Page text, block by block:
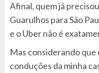
Afinal, quem já
Guarulhos para São
e o Uber não é
Mas considerando
conduções da minha